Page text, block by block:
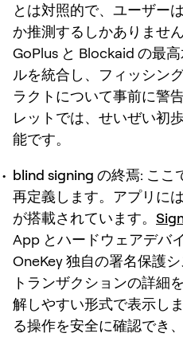
とは対照的で、ユーザー
か推測するしかありませ
GoPlus と Blockaid の最
ルを統合し、フィッシン
ラクトについて事前に警
レットでは、せいぜい初
能です。
blind signing の終焉: ここ
再定義します。アプリに
が搭載されています。
App とハードウェアデバ
OneKey 独自の署名保護
トランザクションの詳細
解しやすい形式で表示し
る操作を安全に確認でき